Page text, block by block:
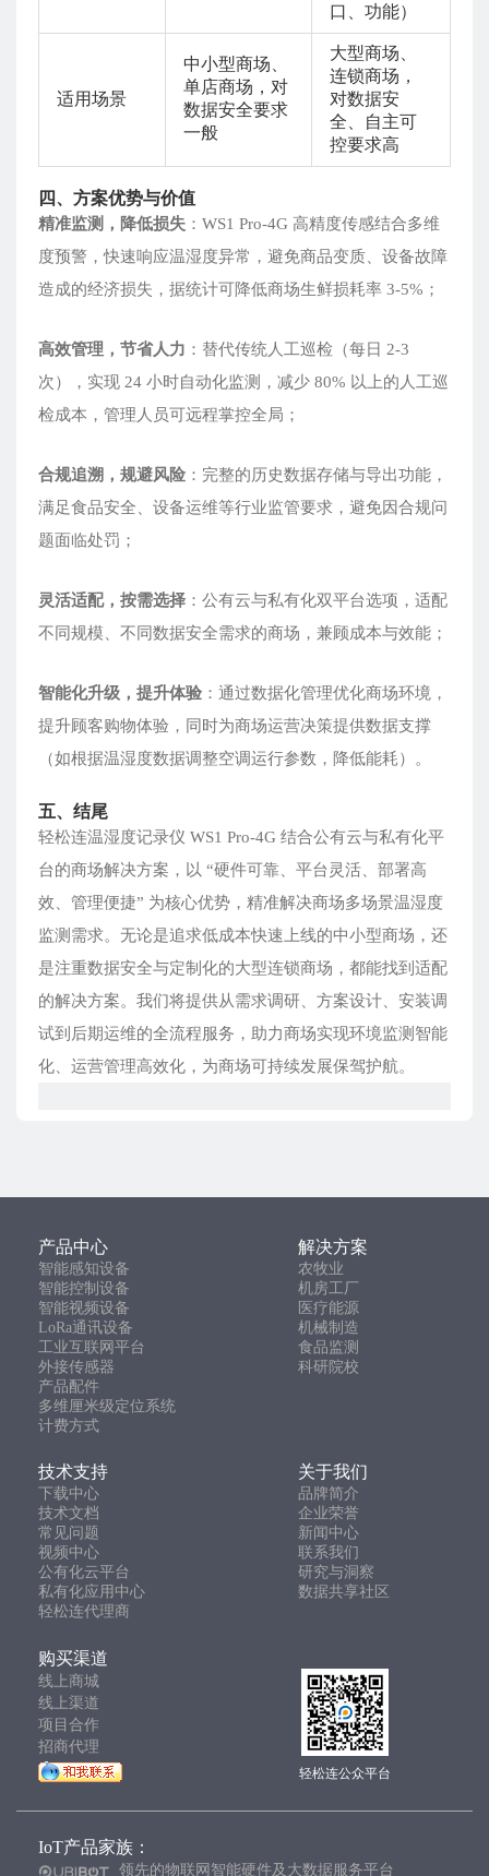
口、功能）
适用场景
中小型商场、
单店商场，对
数据安全要求
一般
大型商场、
连锁商场，
对数据安
全、自主可
控要求高
四、方案优势与价值
精准监测，降低损失 ：WS1 Pro-4G 高精度传感结合多维
度预警，快速响应温湿度异常，避免商品变质、设备故障
造成的经济损失，据统计可降低商场生鲜损耗率 3-5%；
高效管理，节省人力 ：替代传统人工巡检（每日 2-3
次），实现 24 小时自动化监测，减少 80% 以上的人工巡
检成本，管理人员可远程掌控全局；
合规追溯，规避风险 ：完整的历史数据存储与导出功能，
满足食品安全、设备运维等行业监管要求，避免因合规问
题面临处罚；
灵活适配，按需选择 ：公有云与私有化双平台选项，适配
不同规模、不同数据安全需求的商场，兼顾成本与效能；
智能化升级，提升体验 ：通过数据化管理优化商场环境，
提升顾客购物体验，同时为商场运营决策提供数据支撑
（如根据温湿度数据调整空调运行参数，降低能耗）。
五、结尾
轻松连温湿度记录仪 WS1 Pro-4G 结合公有云与私有化平
台的商场解决方案，以 “硬件可靠、平台灵活、部署高
效、管理便捷” 为核心优势，精准解决商场多场景温湿度
监测需求。无论是追求低成本快速上线的中小型商场，还
是注重数据安全与定制化的大型连锁商场，都能找到适配
的解决方案。我们将提供从需求调研、方案设计、安装调
试到后期运维的全流程服务，助力商场实现环境监测智能
化、运营管理高效化，为商场可持续发展保驾护航。
产品中心 解决方案
智能感知设备
农牧业
智能控制设备
机房工厂
智能视频设备
医疗能源
LoRa通讯设备
机械制造
工业互联网平台
食品监测
外接传感器
科研院校
产品配件
多维厘米级定位系统
计费方式
技术支持 关于我们
下载中心
品牌简介
技术文档
企业荣誉
常见问题
新闻中心
视频中心
联系我们
公有化云平台
研究与洞察
私有化应用中心
数据共享社区
轻松连代理商
购买渠道
线上商城
线上渠道
项目合作
招商代理
轻松连公众平台
IoT产品家族：
领先的物联网智能硬件及大数据服务平台